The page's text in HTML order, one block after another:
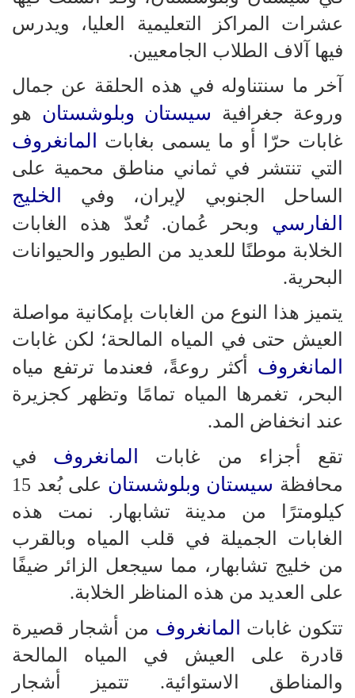
عشرات المراكز التعليمية العليا، ويدرس
فيها آلاف الطلاب الجامعيين.
آخر ما سنتناوله في هذه الحلقة عن جمال
وروعة جغرافية سيستان وبلوشستان هو
غابات حرّا أو ما يسمى بغابات
المانغروف
التي تنتشر في ثماني مناطق محمية على
الساحل الجنوبي لإيران، وفي الخليج
الفارسي وبحر عُمان. تُعدّ هذه الغابات
الخلابة موطنًا للعديد من الطيور والحيوانات
البحرية.
يتميز هذا النوع من الغابات بإمكانية مواصلة
العيش حتى في المياه المالحة؛ لكن غابات
المانغروف أكثر روعةً، فعندما ترتفع مياه
البحر، تغمرها المياه تمامًا وتظهر كجزيرة
عند انخفاض المد.
تقع أجزاء من غابات
المانغروف في
محافظة سيستان وبلوشستان
على بُعد 15
كيلومترًا من مدينة تشابهار. نمت هذه
الغابات الجميلة في قلب المياه وبالقرب
من خليج تشابهار، مما سيجعل الزائر ضيفًا
على العديد من هذه المناظر الخلابة.
تتكون غابات
المانغروف من أشجار قصيرة
قادرة على العيش في المياه المالحة
والمناطق الاستوائية. تتميز أشجار